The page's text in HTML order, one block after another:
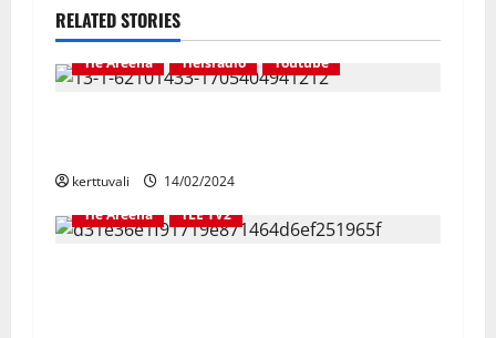
v
i
t
i
RELATED STORIES
Yle Areena Yleisradio Youtube
kerttuvali
14/02/2024
Yle Areena
YLE TV2